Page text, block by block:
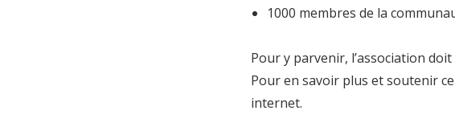
1000 membres de la
Pour y parvenir, l’association
Pour en savoir plus et soutenir
internet.